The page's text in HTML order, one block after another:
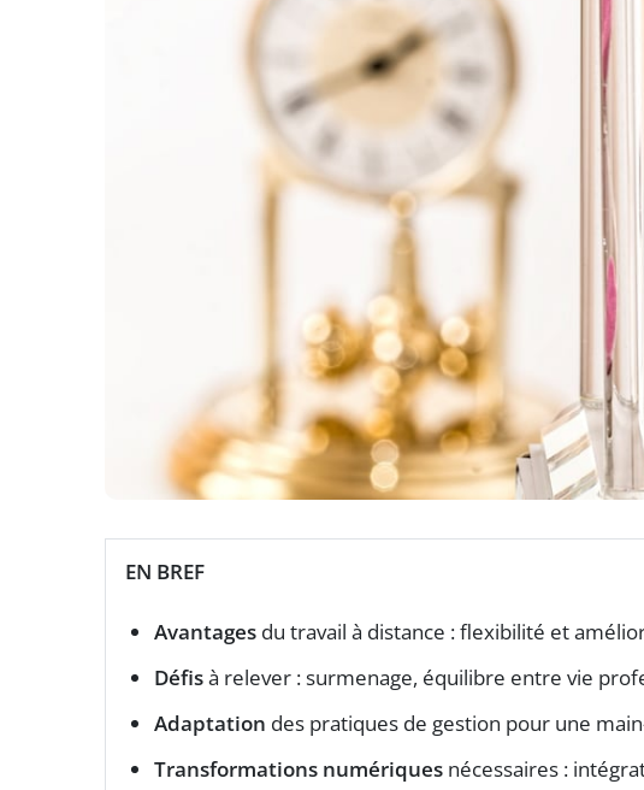
EN BREF
Avantages du travail à distance : flexibilité et
Défisà relever : surmenage, équilibre entre vie
Adaptation des pratiques de gestion pour une
Transformations numériques nécessaires :